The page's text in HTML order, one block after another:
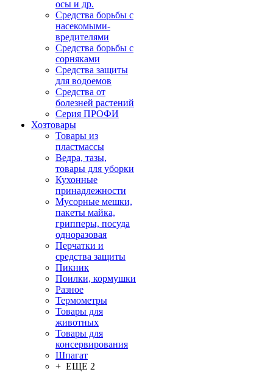
осы и др.
Средства борьбы с
насекомыми-
вредителями
Средства борьбы с
сорняками
Средства защиты
для водоемов
Средства от
болезней растений
Серия ПРОФИ
Хозтовары
Товары из
пластмассы
Ведра, тазы,
товары для уборки
Кухонные
принадлежности
Мусорные мешки,
пакеты майка,
грипперы, посуда
одноразовая
Перчатки и
средства защиты
Пикник
Поилки, кормушки
Разное
Термометры
Товары для
животных
Товары для
консервирования
Шпагат
+ ЕЩЕ 2